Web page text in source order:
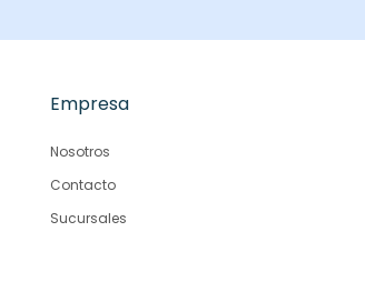
Empresa
Nosotros
Contacto
Sucursales